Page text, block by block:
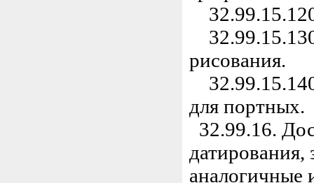
рисования.
для портных.
32.99.16.
аналогичные